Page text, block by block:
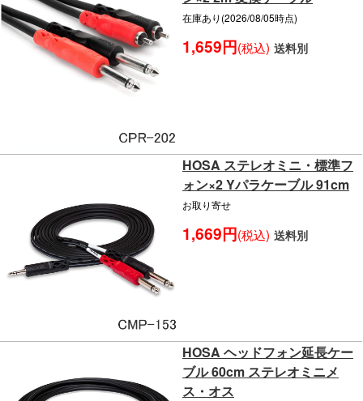
在庫あり(2026/08/05時点)
1,659円(税込) 送料別
HOSA ステレオミニ・標準フ
ォン×2 Yパラケーブル 91cm
お取り寄せ
1,669円(税込) 送料別
HOSA ヘッドフォン延長ケー
ブル 60cm ステレオミニメ
ス・オス